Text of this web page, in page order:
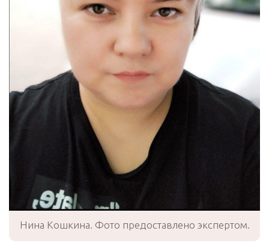
Нина Кошкина. Фото предоставлено экспертом.